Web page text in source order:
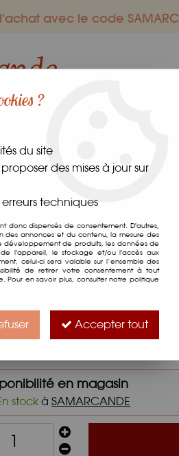
avec le code
FRAIS BIEN-
De Sésame
le premier à donner votre avis
€TTC
en magasin
stock à SAMARCANDE
?
du site
des mises à jour sur
techniques
donc dispensés de consentement. D'autres,
des annonces et du contenu, la mesure des
de produits, les données de
l'appareil, le stockage et/ou l'accès aux
celui-ci sera valable sur l’ensemble des
de retirer votre consentement à tout
en savoir plus, consulter notre politique
Accepter tout